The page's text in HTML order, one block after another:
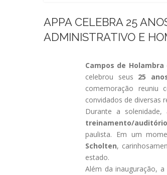
APPA CELEBRA 25
ADMINISTRATIVO E
Campos de Holambra
celebrou seus 25
comemoração reuniu
convidados de diversas
Durante a
treinamento/auditório
paulista. Em um
Scholten,
estado.
Além da inauguração,